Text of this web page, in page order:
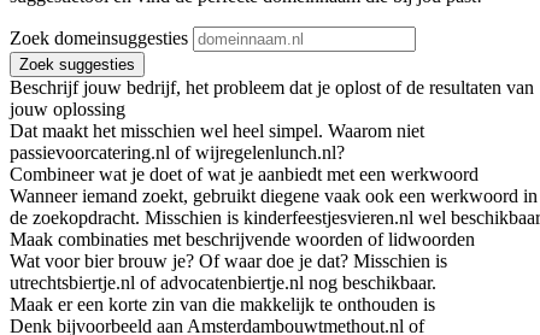
Zoek domeinsuggesties
Zoek suggesties
Beschrijf jouw bedrijf, het probleem dat je oplost of de resultaten van
jouw oplossing
Dat maakt het misschien wel heel simpel. Waarom niet
passievoorcatering.nl of wijregelenlunch.nl?
Combineer wat je doet of wat je aanbiedt met een werkwoord
Wanneer iemand zoekt, gebruikt diegene vaak ook een werkwoord in
de zoekopdracht. Misschien is kinderfeestjesvieren.nl wel
Maak combinaties met beschrijvende woorden of lidwoorden
Wat voor bier brouw je? Of waar doe je dat? Misschien is
utrechtsbiertje.nl of advocatenbiertje.nl nog beschikbaar.
Maak er een korte zin van die makkelijk te onthouden is
Denk bijvoorbeeld aan Amsterdambouwtmethout.nl of